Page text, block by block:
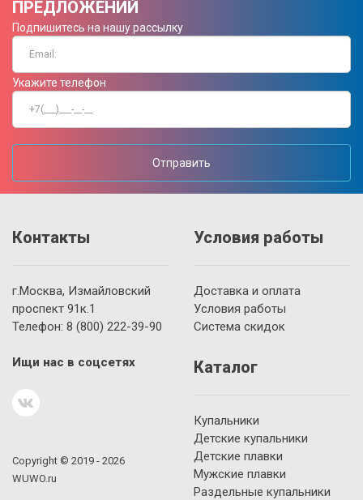
ПРЕДЛОЖЕНИЙ
Подпишитесь на нашу рассылку
Укажите телефон
Отправить
Контакты
г.Москва, Измайловский
проспект 91к.1
Телефон: 8 (800) 222-39-90
Ищи нас в соцсетях
Copyright © 2019 - 2026
WUWO.ru
Условия работы
Доставка и оплата
Условия работы
Система скидок
Каталог
Купальники
Детские купальники
Детские плавки
Мужские плавки
Раздельные купальники